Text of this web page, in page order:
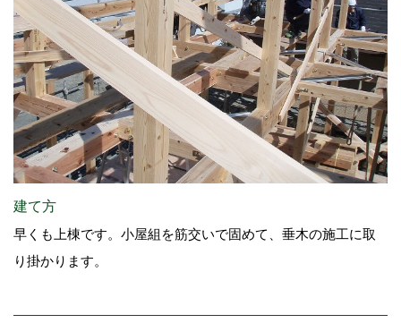
建て方
早くも上棟です。小屋組を筋交いで固めて、垂木の施工に取
り掛かります。